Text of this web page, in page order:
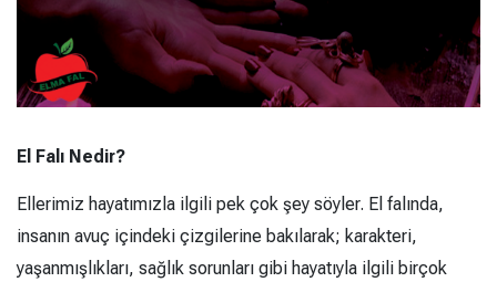
El Falı Nedir?
Ellerimiz hayatımızla ilgili pek çok şey söyler. El falında,
insanın avuç içindeki çizgilerine bakılarak; karakteri,
yaşanmışlıkları, sağlık sorunları gibi hayatıyla ilgili birçok